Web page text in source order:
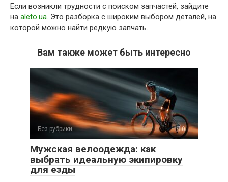
Если возникли трудности с поиском запчастей, зайдите
на aleto.ua. Это разборка с широким выбором деталей, на
которой можно найти редкую запчать.
Вам также может быть интересно
Без рубрики 0
Мужская велоодежда: как
выбрать идеальную экипировку
для езды